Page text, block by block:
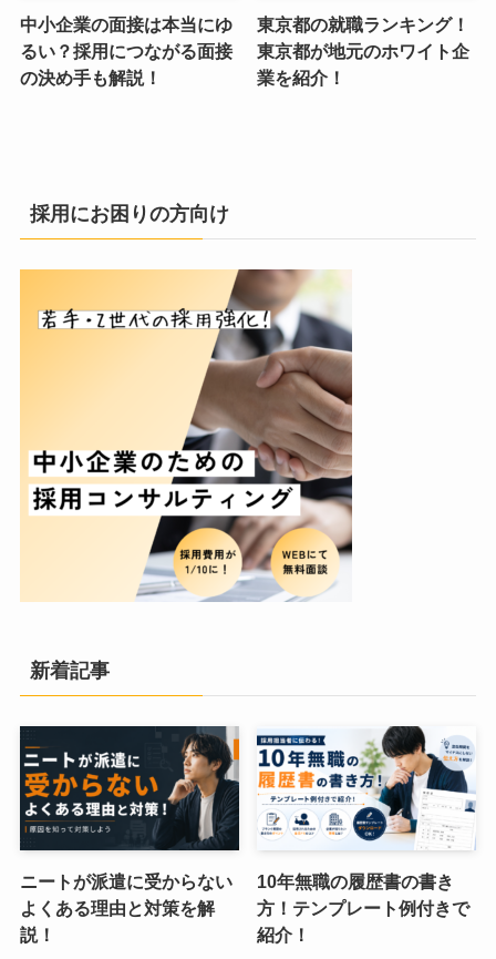
中小企業の面接は本当にゆ
るい？採用につながる面接
の決め手も解説！
東京都の就職ランキング！
東京都が地元のホワイト企
業を紹介！
採用にお困りの方向け
新着記事
ニートが派遣に受からない
よくある理由と対策を解
説！
10年無職の履歴書の書き
方！テンプレート例付きで
紹介！